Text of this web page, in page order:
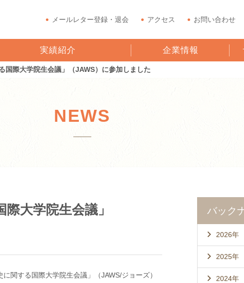
メールレター登録・退会 アクセス お問い合わせ
実績紹介 企業情報
国際大学院生会議」（JAWS）に参加しました
NEWS
大学院生会議」
関する国際大学院生会議」（JAWS/ジョーズ）
バック
2026年
2025年
2024年